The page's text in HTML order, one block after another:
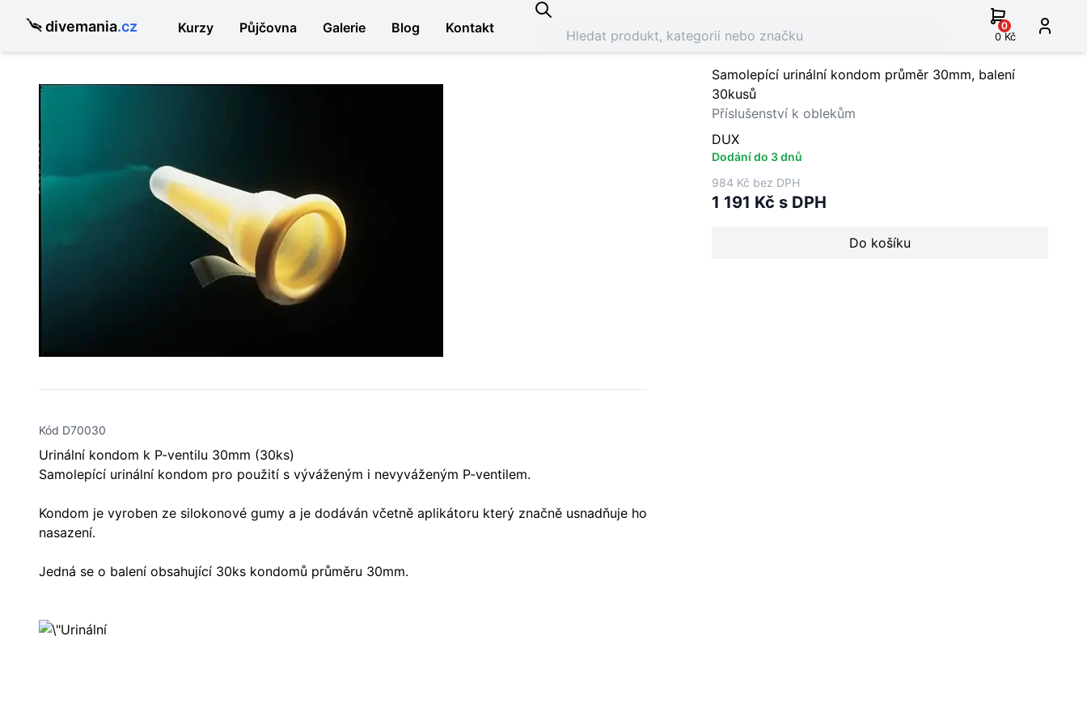
divemania.cz Kurzy Půjčovna Galerie Blog Kontakt
0
0 Kč
Samolepící urinální kondom průměr 30mm, balení
30kusů
Příslušenství k oblekům
DUX
Dodání do 3 dnů
984 Kč bez DPH
1 191 Kč s DPH
Do košíku
Kód D70030
Urinální kondom k P-ventilu 30mm (30ks)
Samolepící urinální kondom pro použití s výváženým i nevyváženým P-ventilem.
Kondom je vyroben ze silokonové gumy a je dodáván včetně aplikátoru který značně usnadňuje ho
nasazení.
Jedná se o balení obsahující 30ks kondomů průměru 30mm.